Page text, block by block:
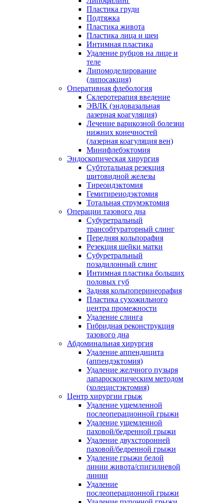
Пластика груди
Подтяжка
Пластика живота
Пластика лица и шеи
Интимная пластика
Удаление рубцов на лице и
теле
Липомоделирование
(липосакция)
Оперативная флебология
Склеротерапия введение
ЭВЛК (эндовазальная
лазерная коагуляция)
Лечение варикозной болезни
нижних конечностей
(лазерная коагуляция вен)
Минифлебэктомия
Эндоскопическая хирургия
Субтотальная резекция
щитовидной железы
Тиреоидэктомия
Гемитиреиодэктомия
Тотальная струмэктомия
Операции тазового дна
Субуретральный
трансобтураторный слинг
Передняя кольпорафия
Резекция шейки матки
Субуретральный
позадилонный слинг
Интимная пластика больших
половых губ
Задняя кольпоперинеорафия
Пластика сухожильного
центра промежности
Удаление слинга
Гибридная реконструкция
тазового дна
Абдоминальная хирургия
Удаление аппендицита
(аппендэктомия)
Удаление желчного пузыря
лапароскопическим методом
(холецистэктомия)
Центр хирургии грыж
Удаление ущемленной
послеоперационной грыжи
Удаление ущемленной
паховой/бедренной грыжи
Удаление двухсторонней
паховой/бедренной грыжи
Удаление грыжи белой
линии живота/спигилиевой
линии
Удаление
послеоперационной грыжи